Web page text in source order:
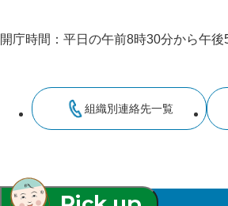
開庁時間：平日の午前8時30分から午
組織別連絡先一覧